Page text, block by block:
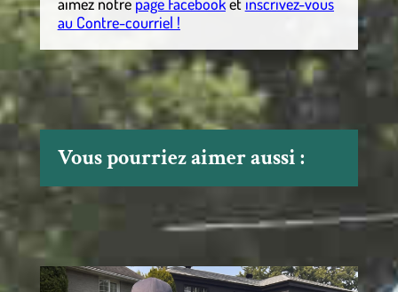
au Contre-courriel !
Vous pourriez aimer aussi :